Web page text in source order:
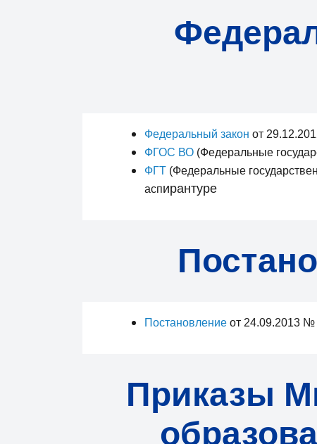
Федеральный закон от
ФГОС ВО (Федеральные
ФГТ (Федеральные
аспирантуре
Постановление от 24.09.2013 №
Приказы